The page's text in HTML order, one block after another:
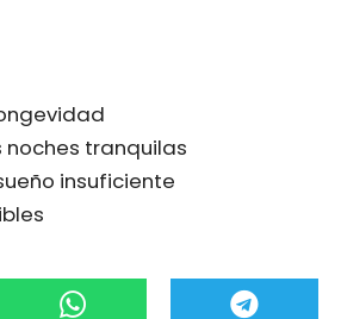
tranquilas
insuficiente